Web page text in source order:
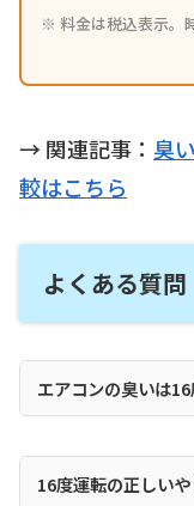
※ 料金は税込表示。
→ 関連記事： 臭
較はこちら
よくある質問
エアコンの臭いは
16度運転の正しいや